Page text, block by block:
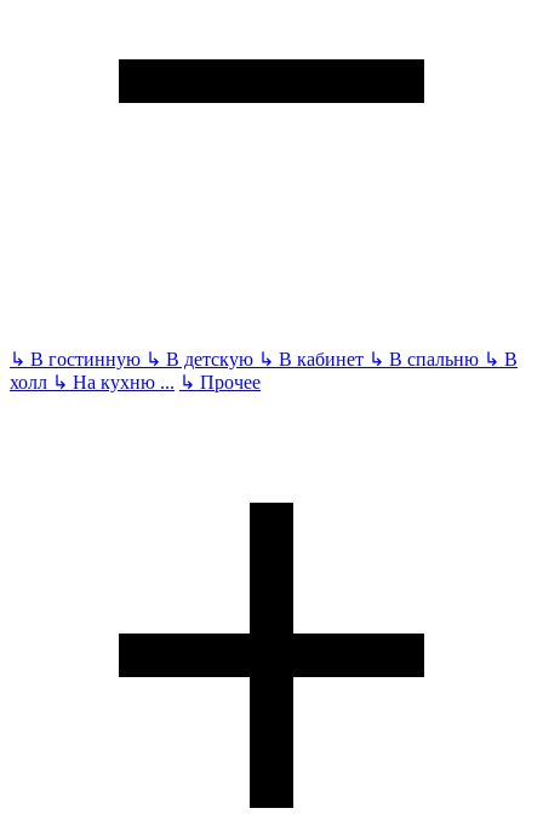
↳ В гостинную ↳ В детскую ↳ В кабинет ↳ В спальню ↳ В
холл ↳ На кухню ... ↳ Прочее